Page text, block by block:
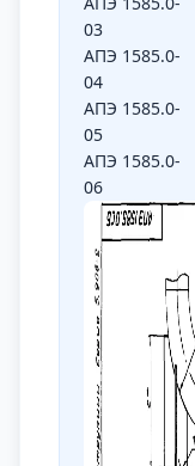
03
АПЭ 1585.0-
04
АПЭ 1585.0-
05
АПЭ 1585.0-
06